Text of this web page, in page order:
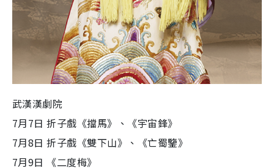
武漢漢劇院
7月7日 折子戲《擋馬》、《宇宙鋒》
7月8日 折子戲《雙下山》、《亡蜀鑒》
7月9日 《二度梅》